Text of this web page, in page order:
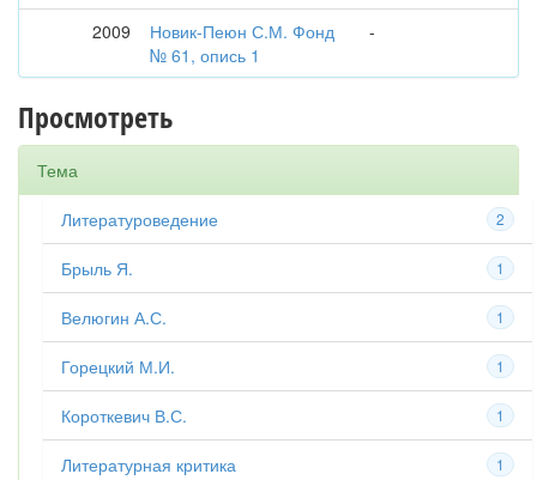
2009
Новик-Пеюн С.М. Фонд
№ 61, опись 1
-
Просмотреть
Тема
2
Литературоведение
1
Брыль Я.
1
Велюгин А.С.
1
Горецкий М.И.
1
Короткевич В.С.
1
Литературная критика